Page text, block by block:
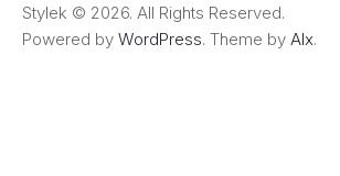
Stylek © 2026. All Rights Reserved.
Powered by WordPress. Theme by Alx.